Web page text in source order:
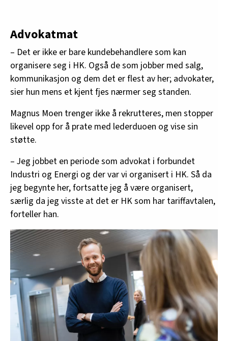
Advokatmat
– Det er ikke er bare kundebehandlere som kan
organisere seg i HK. Også de som jobber med salg,
kommunikasjon og dem det er flest av her; advokater,
sier hun mens et kjent fjes nærmer seg standen.
Magnus Moen trenger ikke å rekrutteres, men stopper
likevel opp for å prate med lederduoen og vise sin
støtte.
– Jeg jobbet en periode som advokat i forbundet
Industri og Energi og der var vi organisert i HK. Så da
jeg begynte her, fortsatte jeg å være organisert,
særlig da jeg visste at det er HK som har tariffavtalen,
forteller han.